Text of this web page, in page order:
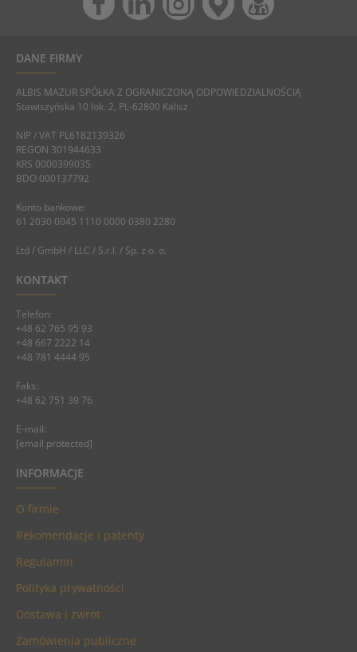
DANE FIRMY
ALBIS MAZUR SPÓŁKA Z OGRANICZONĄ ODPOWIEDZIALNOŚCIĄ
Stawiszyńska 10 lok. 2, PL-62800 Kalisz
NIP / VAT PL6182139326
REGON 301944633
KRS 0000399035
BDO 000137792
Konto bankowe:
61 2030 0045 1110 0000 0380 2280
Ltd / GmbH / LLC / S.r.l. / Sp. z o. o.
KONTAKT
Telefon:
+48 62 765 95 93
+48 667 2222 14
+48 781 4444 95
Faks:
+48 62 751 39 76
E-mail:
[email protected]
INFORMACJE
O firmie
Rekomendacje i patenty
Regulamin
Polityka prywatności
Dostawa i zwrot
Zamówienia publiczne